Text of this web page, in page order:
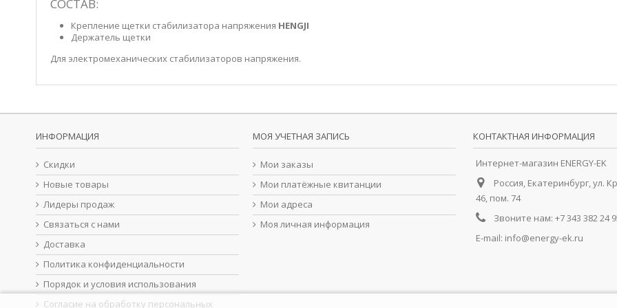
СОСТАВ:
Крепление щетки стабилизатора напряжения HENGJI
Держатель щетки
Для электромеханических стабилизаторов напряжения.
ИНФОРМАЦИЯ
Скидки
Новые товары
Лидеры продаж
Связаться с нами
Доставка
Политика конфиденциальности
Порядок и условия использования
Согласие на обработку персональных
МОЯ УЧЕТНАЯ ЗАПИСЬ
Мои заказы
Мои платёжные квитанции
Мои адреса
Моя личная информация
КОНТАКТНАЯ ИНФОРМАЦИЯ
Интернет-магазин ENERGY-EK
Россия, Екатеринбург, ул.
46, пом. 74
Звоните нам: +7 343 382 24
E-mail: info@energy-ek.ru